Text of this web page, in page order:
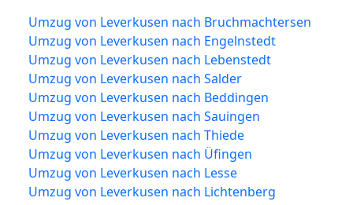
Umzug von Leverkusen nach Bruchmachtersen
Umzug von Leverkusen nach Engelnstedt
Umzug von Leverkusen nach Lebenstedt
Umzug von Leverkusen nach Salder
Umzug von Leverkusen nach Beddingen
Umzug von Leverkusen nach Sauingen
Umzug von Leverkusen nach Thiede
Umzug von Leverkusen nach Üfingen
Umzug von Leverkusen nach Lesse
Umzug von Leverkusen nach Lichtenberg